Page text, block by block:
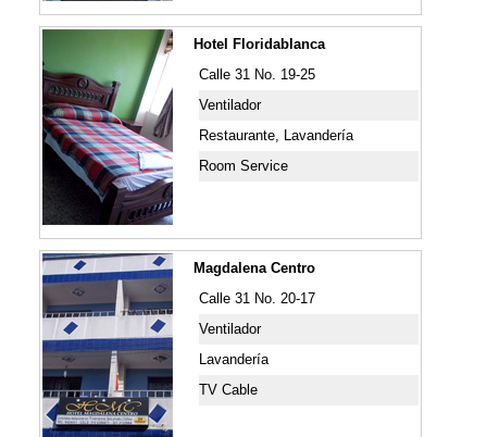
Hotel Floridablanca
Calle 31 No. 19-25
Ventilador
Restaurante, Lavandería
Room Service
Magdalena Centro
Calle 31 No. 20-17
Ventilador
Lavandería
TV Cable